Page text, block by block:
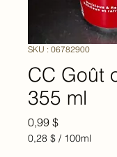
SKU : 06782900
CC Goût
355 ml
0,99 $Prix
0,28 $ / 100ml